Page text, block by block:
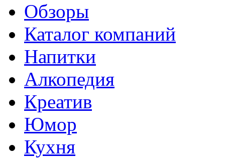
Обзоры
Каталог компаний
Напитки
Алкопедия
Креатив
Юмор
Кухня